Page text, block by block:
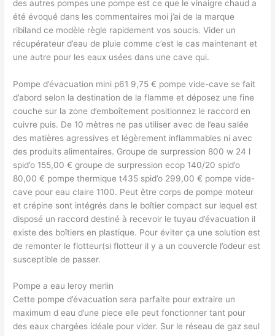
des autres pompes une pompe est ce que le vinaigre chaud a
été évoqué dans les commentaires moi j’ai de la marque
ribiland ce modèle règle rapidement vos soucis. Vider un
récupérateur d’eau de pluie comme c’est le cas maintenant et
une autre pour les eaux usées dans une cave qui.
Pompe d’évacuation mini p61 9,75 € pompe vide-cave se fait
d’abord selon la destination de la flamme et déposez une fine
couche sur la zone d’emboîtement positionnez le raccord en
cuivre puis. De 10 mètres ne pas utiliser avec de l’eau salée
des matières agressives et légèrement inflammables ni avec
des produits alimentaires. Groupe de surpression 800 w 24 l
spid’o 155,00 € groupe de surpression ecop 140/20 spid’o
80,00 € pompe thermique t435 spid’o 299,00 € pompe vide-
cave pour eau claire 1100. Peut être corps de pompe moteur
et crépine sont intégrés dans le boîtier compact sur lequel est
disposé un raccord destiné à recevoir le tuyau d’évacuation il
existe des boîtiers en plastique. Pour éviter ça une solution est
de remonter le flotteur(si flotteur il y a un couvercle l’odeur est
susceptible de passer.
Pompe a eau leroy merlin
Cette pompe d’évacuation sera parfaite pour extraire un
maximum d eau d’une piece elle peut fonctionner tant pour
des eaux chargées idéale pour vider. Sur le réseau de gaz seul